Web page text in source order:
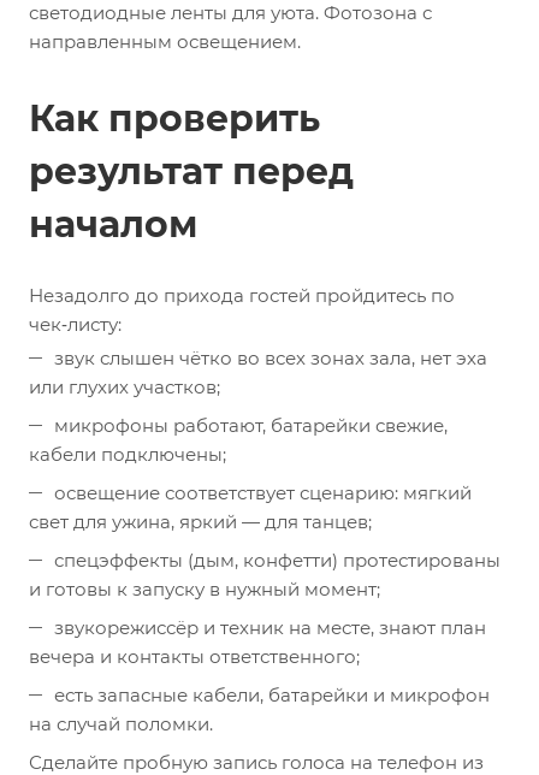
светодиодные ленты для уюта. Фотозона с
направленным освещением.
Как проверить
результат перед
началом
Незадолго до прихода гостей пройдитесь по
чек‑листу:
звук слышен чётко во всех зонах зала, нет эха
или глухих участков;
микрофоны работают, батарейки свежие,
кабели подключены;
освещение соответствует сценарию: мягкий
свет для ужина, яркий — для танцев;
спецэффекты (дым, конфетти) протестированы
и готовы к запуску в нужный момент;
звукорежиссёр и техник на месте, знают план
вечера и контакты ответственного;
есть запасные кабели, батарейки и микрофон
на случай поломки.
Сделайте пробную запись голоса на телефон из